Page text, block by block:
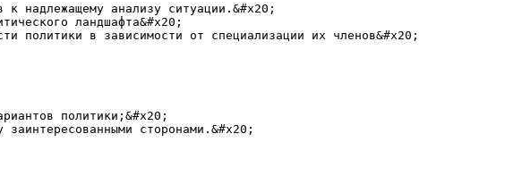
надлежащему анализу ситуации.&#x20;
ландшафта&#x20;
политики в зависимости от специализации их членов&#x20;
политики;&#x20;
сторонами.&#x20;